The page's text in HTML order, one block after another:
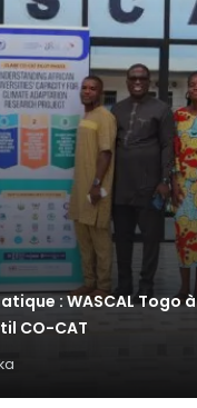
: WASCAL Togo à
CO-CAT